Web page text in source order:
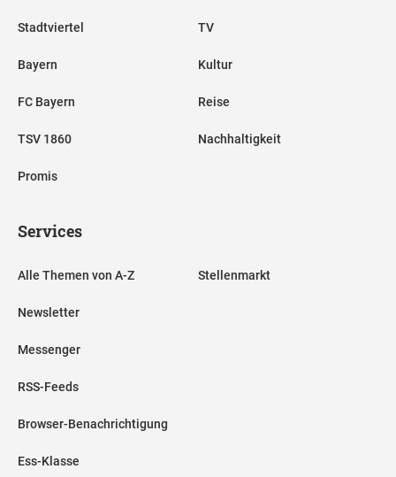
Stadtviertel
Bayern
FC Bayern
TSV 1860
Promis
TV
Kultur
Reise
Nachhaltigkeit
Services
Alle Themen von A-Z
Newsletter
Messenger
RSS-Feeds
Browser-Benachrichtigung
Ess-Klasse
Stellenmarkt